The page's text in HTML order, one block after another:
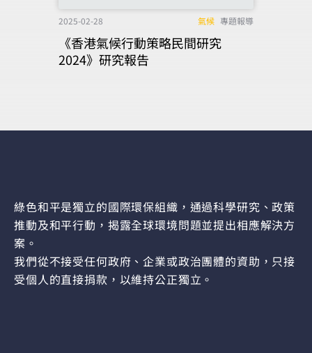
2025-02-28 氣候 專題報導
《香港氣候行動策略民間研究
2024》研究報告
綠色和平是獨立的國際環保組織，通過科學研究、政策
推動及和平行動，揭露全球環境問題並提出相應解決方
案。
我們從不接受任何政府、企業或政治團體的資助，只接
受個人的直接捐款，以維持公正獨立。